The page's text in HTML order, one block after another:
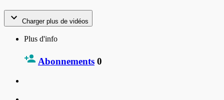
Charger plus de vidéos
Plus d'info
Abonnements 0